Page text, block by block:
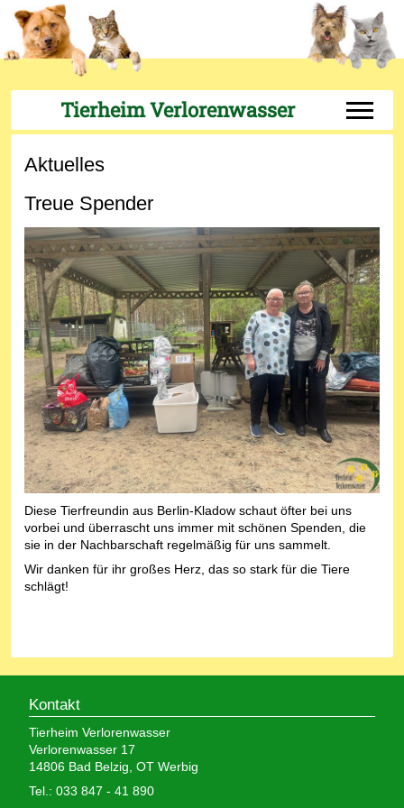
Tierheim Verlorenwasser Off-
Aktuelles
Treue Spender
Diese Tierfreundin aus Berlin-Kladow schaut öfter bei uns
vorbei und überrascht uns immer mit schönen Spenden, die
sie in der Nachbarschaft regelmäßig für uns sammelt.
Wir danken für ihr großes Herz, das so stark für die Tiere
schlägt!
Kontakt
Tierheim Verlorenwasser
Verlorenwasser 17
14806 Bad Belzig, OT Werbig
Tel.: 033 847 - 41 890